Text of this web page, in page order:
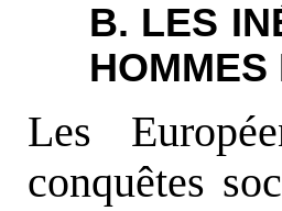
B. LES
HOMMES
Les
conquêtes